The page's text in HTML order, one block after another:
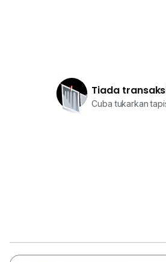
Tiada
Cuba tukarkan